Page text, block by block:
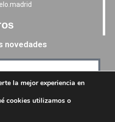
novedades
la mejor experiencia en
cookies utilizamos o